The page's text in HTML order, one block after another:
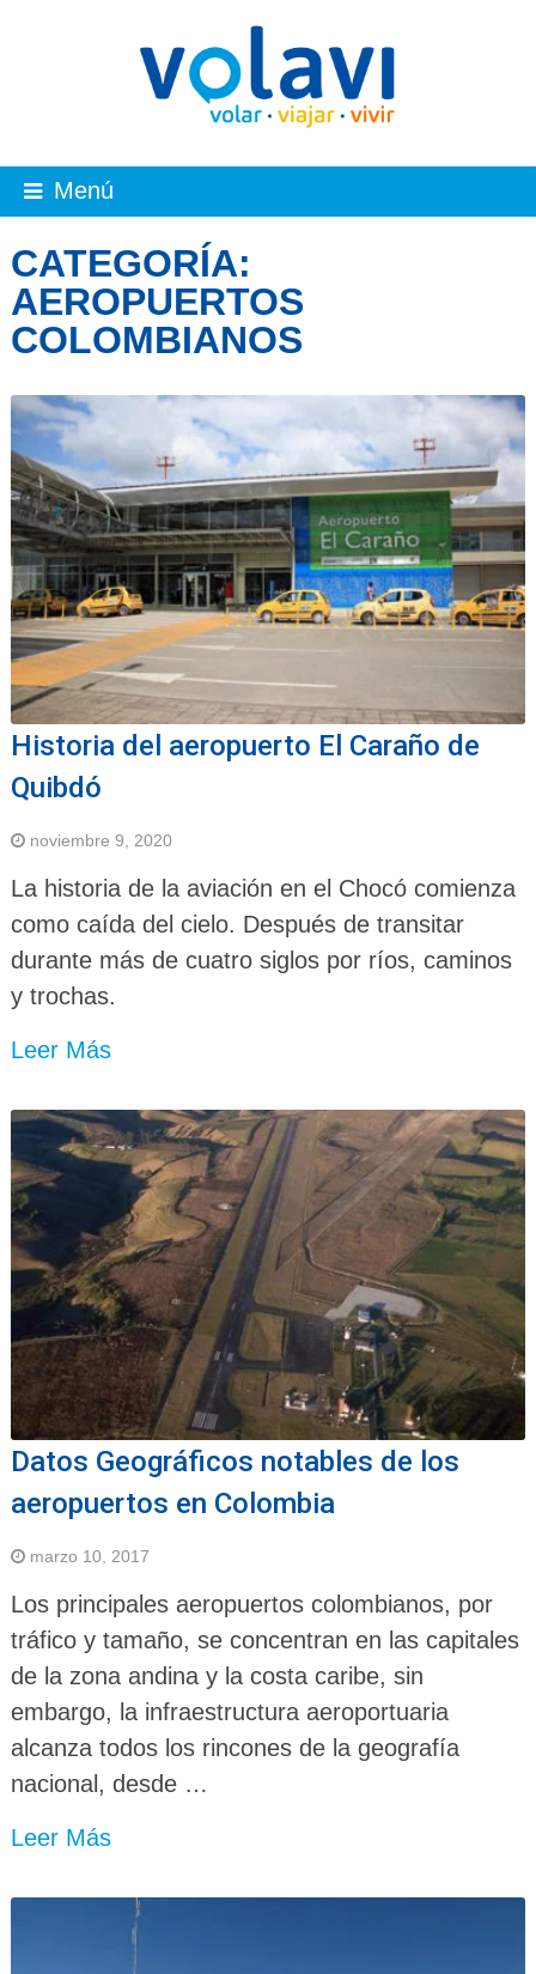
Menú
CATEGORÍA:
AEROPUERTOS
COLOMBIANOS
Historia del aeropuerto El Caraño de
Quibdó
noviembre 9, 2020
La historia de la aviación en el Chocó comienza
como caída del cielo. Después de transitar
durante más de cuatro siglos por ríos, caminos
y trochas.
Leer Más
Datos Geográficos notables de los
aeropuertos en Colombia
marzo 10, 2017
Los principales aeropuertos colombianos, por
tráfico y tamaño, se concentran en las capitales
de la zona andina y la costa caribe, sin
embargo, la infraestructura aeroportuaria
alcanza todos los rincones de la geografía
nacional, desde …
Leer Más